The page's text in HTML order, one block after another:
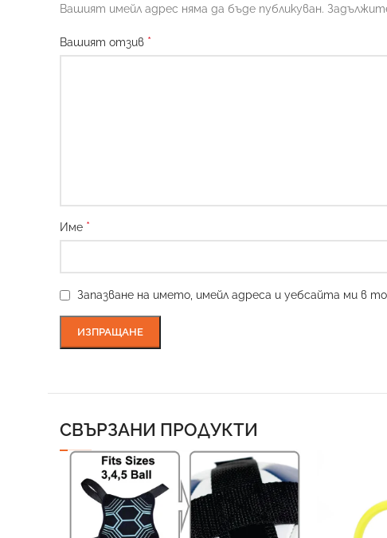
Вашият имейл адрес няма да бъде публикуван.
Вашият отзив *
Име *
Запазване на името, имейл адреса и уебсайта ми в
СВЪРЗАНИ ПРОДУКТИ